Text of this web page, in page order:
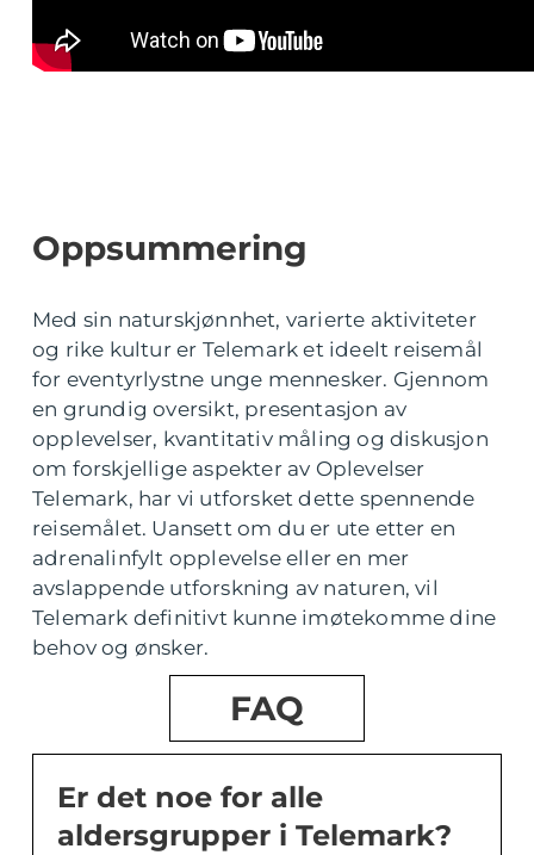
Oppsummering
Med sin naturskjønnhet, varierte aktiviteter
og rike kultur er Telemark et ideelt reisemål
for eventyrlystne unge mennesker. Gjennom
en grundig oversikt, presentasjon av
opplevelser, kvantitativ måling og diskusjon
om forskjellige aspekter av Oplevelser
Telemark, har vi utforsket dette spennende
reisemålet. Uansett om du er ute etter en
adrenalinfylt opplevelse eller en mer
avslappende utforskning av naturen, vil
Telemark definitivt kunne imøtekomme dine
behov og ønsker.
FAQ
Er det noe for alle
aldersgrupper i Telemark?